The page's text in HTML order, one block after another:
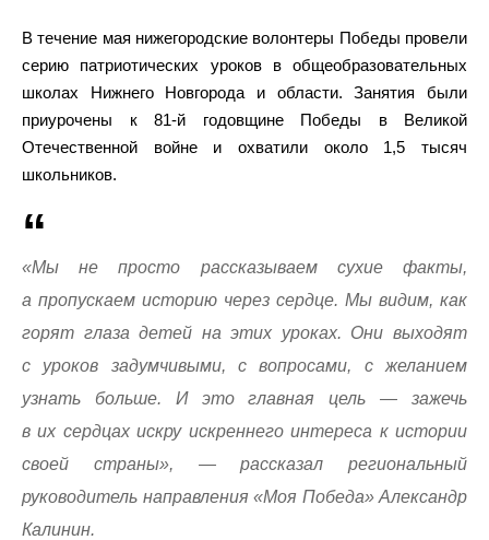
В течение мая нижегородские волонтеры Победы провели
серию патриотических уроков в общеобразовательных
школах Нижнего Новгорода и области. Занятия были
приурочены к 81-й годовщине Победы в Великой
Отечественной войне и охватили около 1,5 тысяч
школьников.
«Мы не просто рассказываем сухие факты,
а пропускаем историю через сердце. Мы видим, как
горят глаза детей на этих уроках. Они выходят
с уроков задумчивыми, с вопросами, с желанием
узнать больше. И это главная цель — зажечь
в их сердцах искру искреннего интереса к истории
своей страны», — рассказал региональный
руководитель направления «Моя Победа» Александр
Калинин.